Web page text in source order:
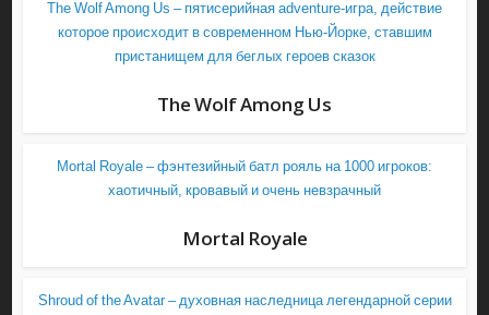
The Wolf Among Us – пятисерийная adventure-игра, действие
которое происходит в современном Нью-Йорке, ставшим
пристанищем для беглых героев сказок
The Wolf Among Us
Mortal Royale – фэнтезийный батл рояль на 1000 игроков:
хаотичный, кровавый и очень невзрачный
Mortal Royale
Shroud of the Avatar – духовная наследница легендарной серии